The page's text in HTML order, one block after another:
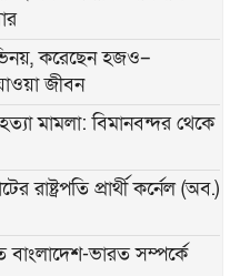
করেছেন হজও–
জীবন
মামলা: বিমানবন্দর থেকে
রাষ্ট্রপতি প্রার্থী কর্নেল (অব.)
বাংলাদেশ-ভারত সম্পর্কে